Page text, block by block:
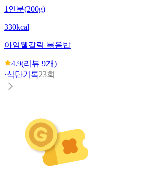
1인분(200g)
330kcal
아임웰갈릭 볶음밥
4.9(리뷰 9개)
·식단기록23회